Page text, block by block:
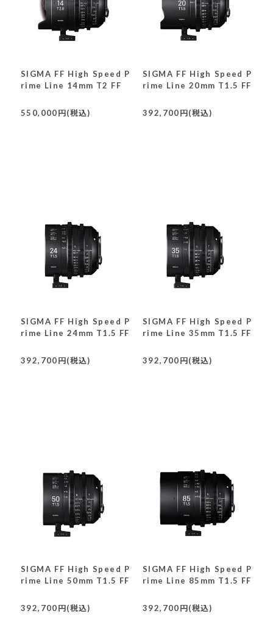
SIGMA FF High Speed P
rime Line 14mm T2 FF
550,000円(税込)
SIGMA FF High Speed P
rime Line 20mm T1.5 FF
392,700円(税込)
SIGMA FF High Speed P
rime Line 24mm T1.5 FF
392,700円(税込)
SIGMA FF High Speed P
rime Line 35mm T1.5 FF
392,700円(税込)
SIGMA FF High Speed P
rime Line 50mm T1.5 FF
392,700円(税込)
SIGMA FF High Speed P
rime Line 85mm T1.5 FF
392,700円(税込)